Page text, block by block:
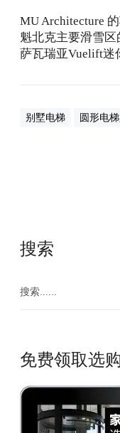
点
？
MU Architecture
魁北克主要滑雪区
萨瓦瑞亚Vuelift迷
别墅电梯 圆形电梯
搜索
免费领取选